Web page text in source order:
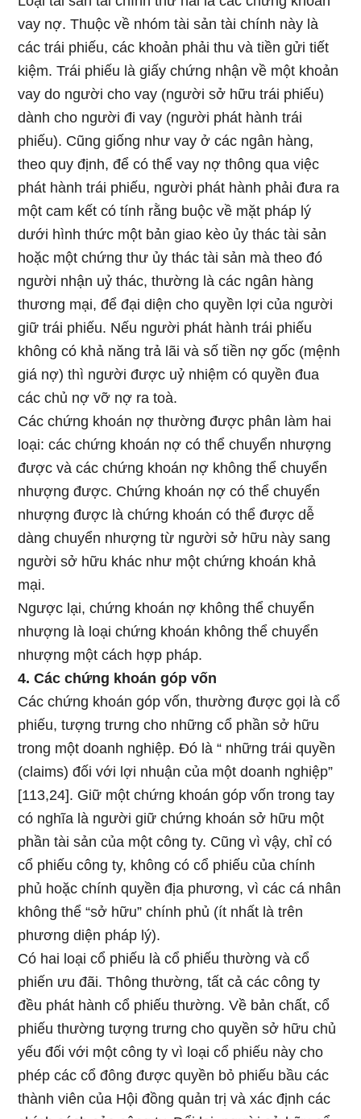
vay nợ. Thuộc về nhóm tài sản tài chính này là
các trái phiếu, các khoản phải thu và tiền gửi tiết
kiệm. Trái phiếu là giấy chứng nhận về một khoản
vay do người cho vay (người sở hữu trái phiếu)
dành cho người đi vay (người phát hành trái
phiếu). Cũng giống như vay ở các ngân hàng,
theo quy định, để có thể vay nợ thông qua việc
phát hành trái phiếu, người phát hành phải đưa ra
một cam kết có tính rằng buộc về mặt pháp lý
dưới hình thức một bản giao kèo ủy thác tài sản
hoặc một chứng thư ủy thác tài sản mà theo đó
người nhận uỷ thác, thường là các ngân hàng
thương mại, để đại diện cho quyền lợi của người
giữ trái phiếu. Nếu người phát hành trái phiếu
không có khả năng trả lãi và số tiền nợ gốc (mệnh
giá nợ) thì người được uỷ nhiệm có quyền đua
các chủ nợ vỡ nợ ra toà.
Các chứng khoán nợ thường được phân làm hai
loại: các chứng khoán nợ có thể chuyển nhượng
được và các chứng khoán nợ không thể chuyển
nhượng được. Chứng khoán nợ có thể chuyển
nhượng được là chứng khoán có thể được dễ
dàng chuyển nhượng từ người sở hữu này sang
người sở hữu khác như một chứng khoán khả
mại.
Ngược lại, chứng khoán nợ không thể chuyển
nhượng là loại chứng khoán không thể chuyển
nhượng một cách hợp pháp.
4. Các chứng khoán góp vốn
Các chứng khoán góp vốn, thường được gọi là cổ
phiếu, tượng trưng cho những cổ phần sở hữu
trong một doanh nghiệp. Đó là “ những trái quyền
(claims) đối với lợi nhuận của một doanh nghiệp”
[113,24]. Giữ một chứng khoán góp vốn trong tay
có nghĩa là người giữ chứng khoán sở hữu một
phần tài sản của một công ty. Cũng vì vậy, chỉ có
cổ phiếu công ty, không có cổ phiếu của chính
phủ hoặc chính quyền địa phương, vì các cá nhân
không thể “sở hữu” chính phủ (ít nhất là trên
phương diện pháp lý).
Có hai loại cổ phiếu là cổ phiếu thường và cổ
phiến ưu đãi. Thông thường, tất cả các công ty
đều phát hành cổ phiếu thường. Về bản chất, cổ
phiếu thường tượng trưng cho quyền sở hữu chủ
yếu đối với một công ty vì loại cổ phiếu này cho
phép các cổ đông được quyền bỏ phiếu bầu các
thành viên của Hội đồng quản trị và xác định các